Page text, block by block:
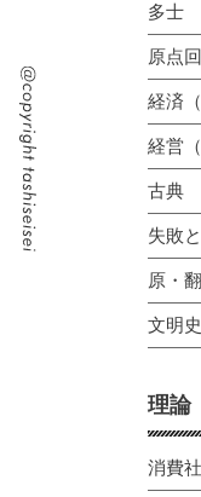
多士
原点
経済
経営
古典
失敗
原・
文明史
理論
消費